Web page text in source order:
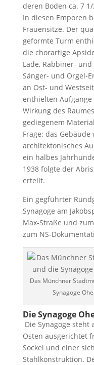
deren Boden ca. 7
In diesen Emporen
Frauensitze. Der
geformte Turm
die chorartige
Lade, Rabbiner-
Sänger- und Orgel-
an Ost- und
enthielten Aufgänge
Wirkung des
gediegenem
Frage: das
architektonisches
ein halbes
1938 folgte der
erteilt.
Ein gegführter
Synagoge am
Max-Straße und
zum NS-
Das Münchner
Synagoge
Die Synagoge
Die Synagoge steht
Osten ausgerichtet
Sockel und einer
Stahlkonstruktion.